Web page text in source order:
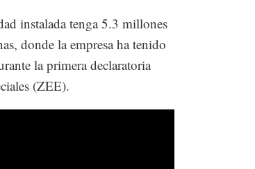
instalada tenga 5.3 millones
donde la empresa ha tenido
la primera declaratoria
(ZEE).